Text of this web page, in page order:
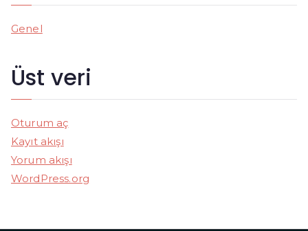
Genel
Üst veri
Oturum aç
Kayıt akışı
Yorum akışı
WordPress.org